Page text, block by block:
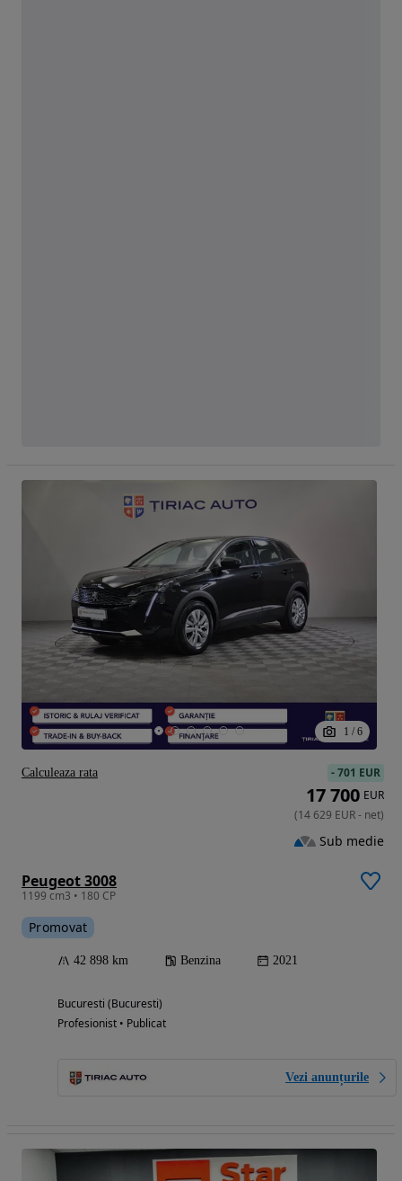
1 / 6
Peugeot 3008
1199 cm3 • 180 CP
Promovat
42 898 km Benzina 2021
Bucuresti (Bucuresti)
Profesionist • Publicat
Vezi anunțurile
-701 EUR
17 700 EUR
(14 629 EUR- net)
Sub medie
Calculeaza rata